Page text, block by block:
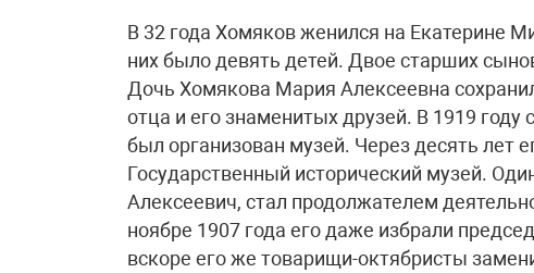
В 32 года Хомяков женился на Екатерине
них было девять детей. Двое старших
Дочь Хомякова Мария Алексеевна
отца и его знаменитых друзей. В 1919
был организован музей. Через десять лет
Государственный исторический музей.
Алексеевич, стал продолжателем
ноябре 1907 года его даже избрали
вскоре его же товарищи-октябристы